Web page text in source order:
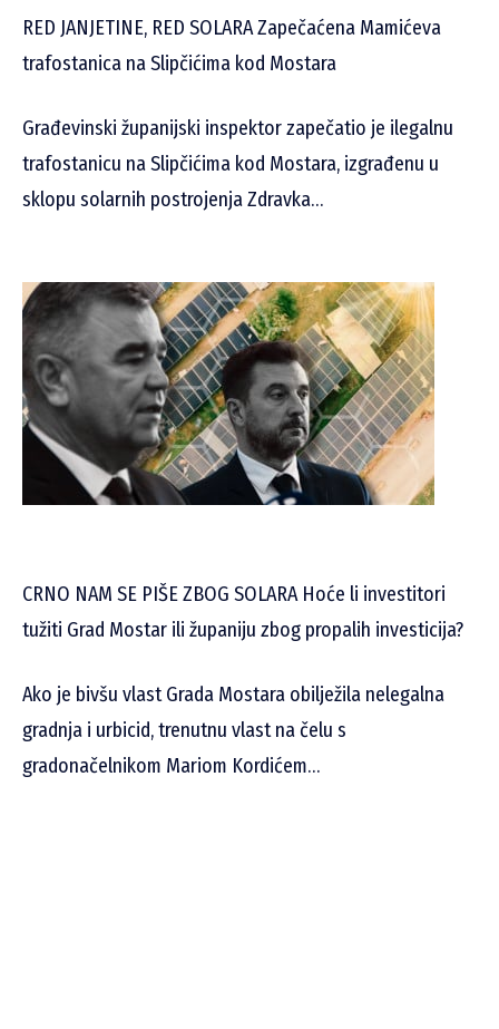
RED JANJETINE, RED SOLARA Zapečaćena Mamićeva
trafostanica na Slipčićima kod Mostara
Građevinski županijski inspektor zapečatio je ilegalnu
trafostanicu na Slipčićima kod Mostara, izgrađenu u
sklopu solarnih postrojenja Zdravka…
CRNO NAM SE PIŠE ZBOG SOLARA Hoće li investitori
tužiti Grad Mostar ili županiju zbog propalih investicija?
Ako je bivšu vlast Grada Mostara obilježila nelegalna
gradnja i urbicid, trenutnu vlast na čelu s
gradonačelnikom Mariom Kordićem…